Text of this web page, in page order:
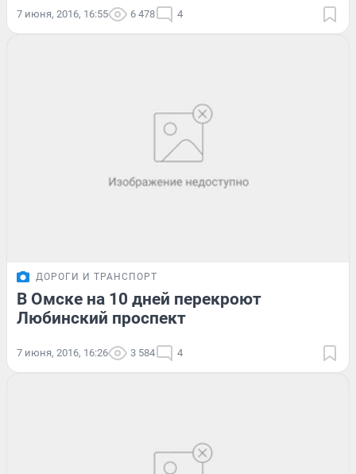
7 июня, 2016, 16:55 6 478 4
ДОРОГИ И ТРАНСПОРТ
В Омске на 10 дней перекроют
Любинский проспект
7 июня, 2016, 16:26 3 584 4